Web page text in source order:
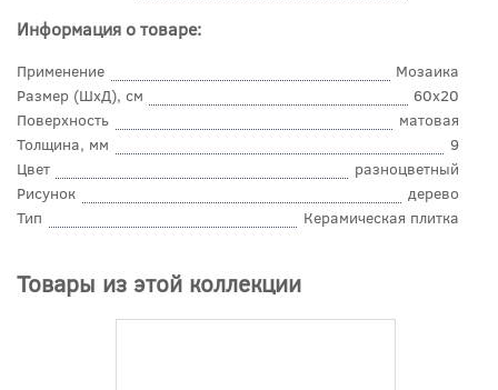
Информация о товаре:
Применение
Мозаика
Размер (ШхД), см
60x20
Поверхность
матовая
Толщина, мм
9
Цвет
разноцветный
Рисунок
дерево
Тип
Керамическая плитка
Товары из этой коллекции